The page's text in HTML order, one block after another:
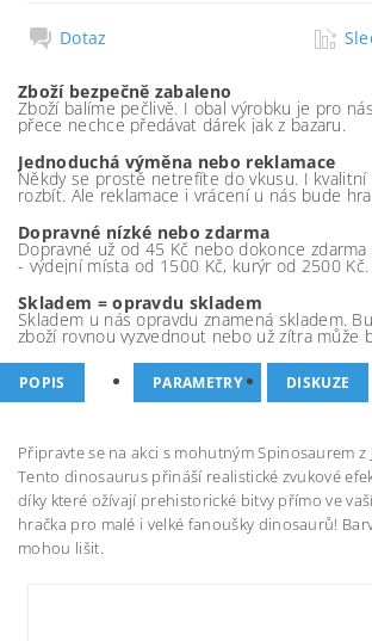
Dotaz
Zboží bezpečně zabaleno
Zboží balíme pečlivě. I obal výrobku je pro
přece nechce předávat dárek jak z bazaru.
Jednoduchá výměna nebo reklamace
Někdy se prostě netrefíte do vkusu. I kvalitní
rozbít. Ale reklamace i vrácení u nás bude
Dopravné nízké nebo zdarma
Dopravné už od 45 Kč nebo dokonce
- výdejní místa od 1500 Kč, kurýr od 2500 Kč.
Skladem = opravdu skladem
Skladem u nás opravdu znamená skladem.
zboží rovnou vyzvednout nebo už zítra může
POPIS PARAMETRY DISKUZE
Připravte se na akci s mohutným Spinosaurem z
Tento dinosaurus přináší realistické zvukové
díky které ožívají prehistorické bitvy přímo ve
hračka pro malé i velké fanoušky dinosaurů!
mohou lišit.